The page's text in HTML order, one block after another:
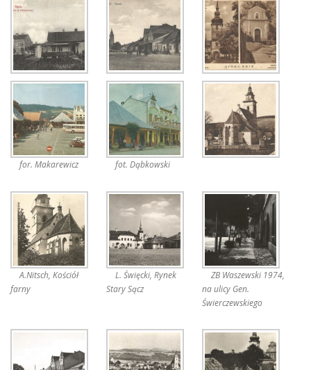
for. Makarewicz fot. Dąbkowski
A.Nitsch, Kościół
farny
L. Święcki, Rynek
Stary Sącz
ZB Waszewski 1974,
na ulicy Gen.
Świerczewskiego